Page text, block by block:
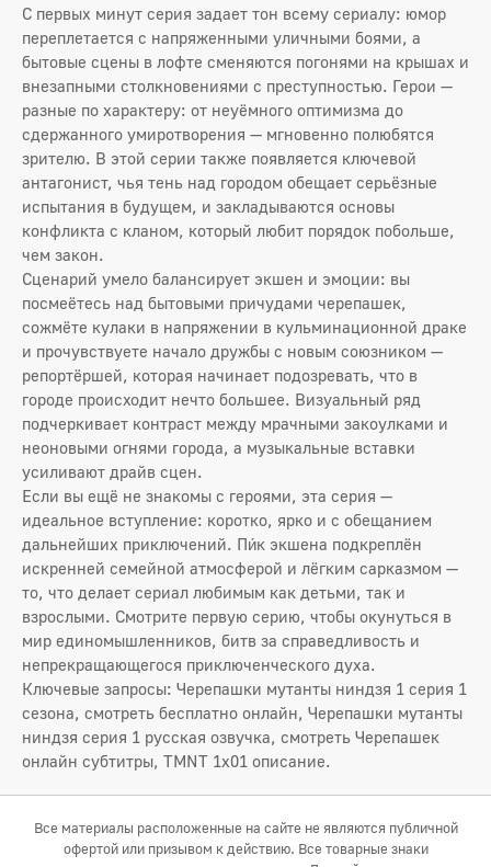
С первых минут серия задает тон всему сериалу: юмор
переплетается с напряженными уличными боями, а
бытовые сцены в лофте сменяются погонями на крышах и
внезапными столкновениями с преступностью. Герои —
разные по характеру: от неуёмного оптимизма до
сдержанного умиротворения — мгновенно полюбятся
зрителю. В этой серии также появляется ключевой
антагонист, чья тень над городом обещает серьёзные
испытания в будущем, и закладываются основы
конфликта с кланом, который любит порядок побольше,
чем закон.
Сценарий умело балансирует экшен и эмоции: вы
посмеётесь над бытовыми причудами черепашек,
сожмёте кулаки в напряжении в кульминационной драке
и прочувствуете начало дружбы с новым союзником —
репортёршей, которая начинает подозревать, что в
городе происходит нечто большее. Визуальный ряд
подчеркивает контраст между мрачными закоулками и
неоновыми огнями города, а музыкальные вставки
усиливают драйв сцен.
Если вы ещё не знакомы с героями, эта серия —
идеальное вступление: коротко, ярко и с обещанием
дальнейших приключений. Пи́к экшена подкреплён
искренней семейной атмосферой и лёгким сарказмом —
то, что делает сериал любимым как детьми, так и
взрослыми. Смотрите первую серию, чтобы окунуться в
мир единомышленников, битв за справедливость и
непрекращающегося приключенческого духа.
Ключевые запросы: Черепашки мутанты ниндзя 1 серия 1
сезона, смотреть бесплатно онлайн, Черепашки мутанты
ниндзя серия 1 русская озвучка, смотреть Черепашек
онлайн субтитры, TMNT 1x01 описание.
Все материалы расположенные на сайте не являются публичной
офертой или призывом к действию. Все товарные знаки